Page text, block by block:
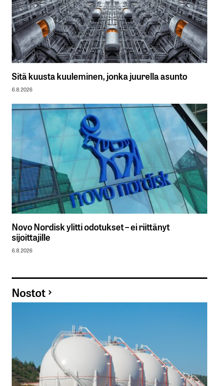
Sitä kuusta kuuleminen, jonka juurella asunto
6.8.2026
Novo Nordisk ylitti odotukset – ei riittänyt
sijoittajille
6.8.2026
Nostot